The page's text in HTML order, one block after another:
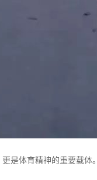
是体育精神的重要载体。